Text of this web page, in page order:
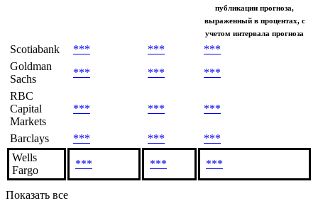
публикации прогноза,
выраженный в процентах, с
учетом интервала прогноза
Scotiabank *** ***
***
Goldman
Sachs
*** ***
***
RBC
Capital
Markets
*** *** ***
Barclays *** ***
***
Wells
Fargo
*** *** ***
Показать все